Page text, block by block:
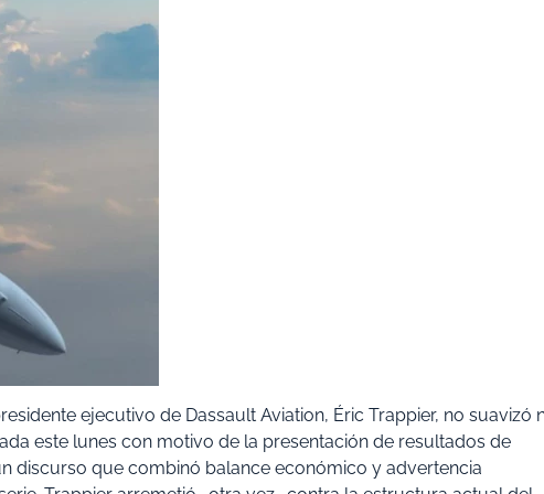
ejecutivo de Dassault Aviation, Éric Trappier, no suavizó
este lunes con motivo de la presentación de resultados de
discurso que combinó balance económico y advertencia